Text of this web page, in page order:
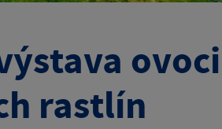
rastlín